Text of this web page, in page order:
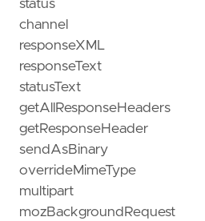
status
channel
responseXML
responseText
statusText
getAllResponseHeaders
getResponseHeader
sendAsBinary
overrideMimeType
multipart
mozBackgroundRequest